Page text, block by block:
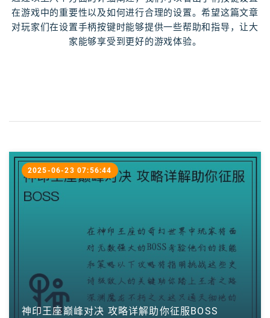
在游戏中的重要性以及如何进行合理的设置。希望这篇文章
对玩家们在设置手柄按键时能够提供一些帮助和指导，让大
家能够享受到更好的游戏体验。
神印王座巅峰对决 攻略详解助你征服BOSS
2025-06-23 07:56:44